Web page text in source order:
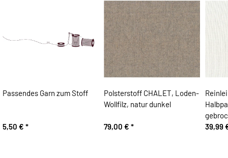
Passendes Garn zum Stoff
5,50 € *
Polsterstoff CHALET, Loden-
Wollfilz, natur dunkel
79,00 € *
39,99